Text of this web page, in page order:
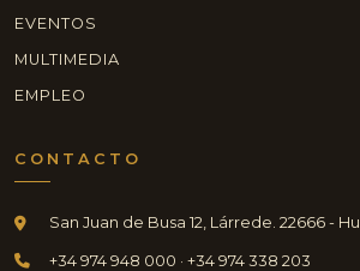
EVENTOS
MULTIMEDIA
EMPLEO
CONTACTO
San Juan de Busa 12, Lárrede. 22666 -
+34 974 948 000 · +34 974 338 203